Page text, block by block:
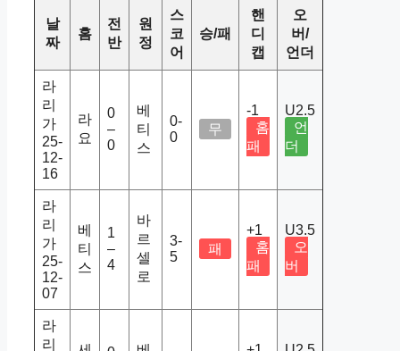
날
짜
홈
전
반
원
정
스
코
어
승/패
핸
디
캡
오
버/
언더
라
리
가
25-
12-
16
라
요
0
–
0
베
티
스
0-
0
무
-1
홈
패
U2.5
언
더
라
리
가
25-
12-
07
베
티
스
1
–
4
바
르
셀
로
3-
5
패
+1
홈
패
U3.5
오
버
라
리